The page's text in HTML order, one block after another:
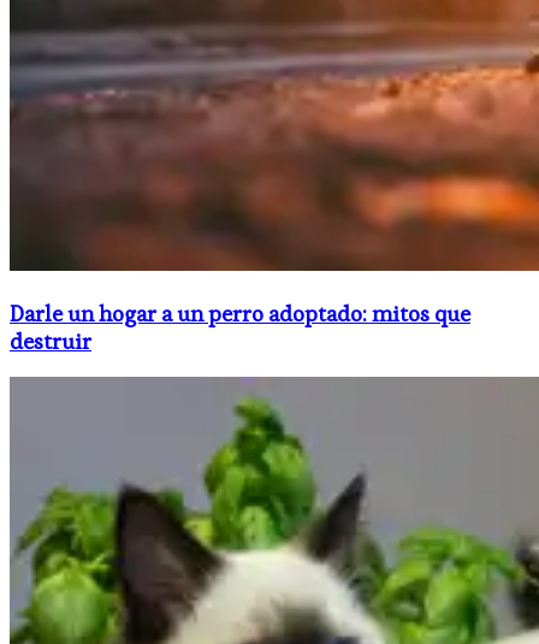
Darle un hogar a un perro adoptado: mitos que
destruir